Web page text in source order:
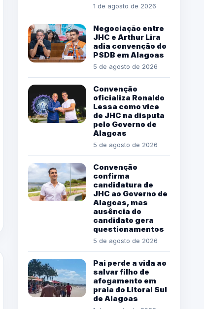
1 de agosto de 2026
Negociação entre
JHC e Arthur Lira
adia convenção do
PSDB em Alagoas
5 de agosto de 2026
Convenção
oficializa Ronaldo
Lessa como vice
de JHC na disputa
pelo Governo de
Alagoas
5 de agosto de 2026
Convenção
confirma
candidatura de
JHC ao Governo de
Alagoas, mas
ausência do
candidato gera
questionamentos
5 de agosto de 2026
Pai perde a vida ao
salvar filho de
afogamento em
praia do Litoral Sul
de Alagoas